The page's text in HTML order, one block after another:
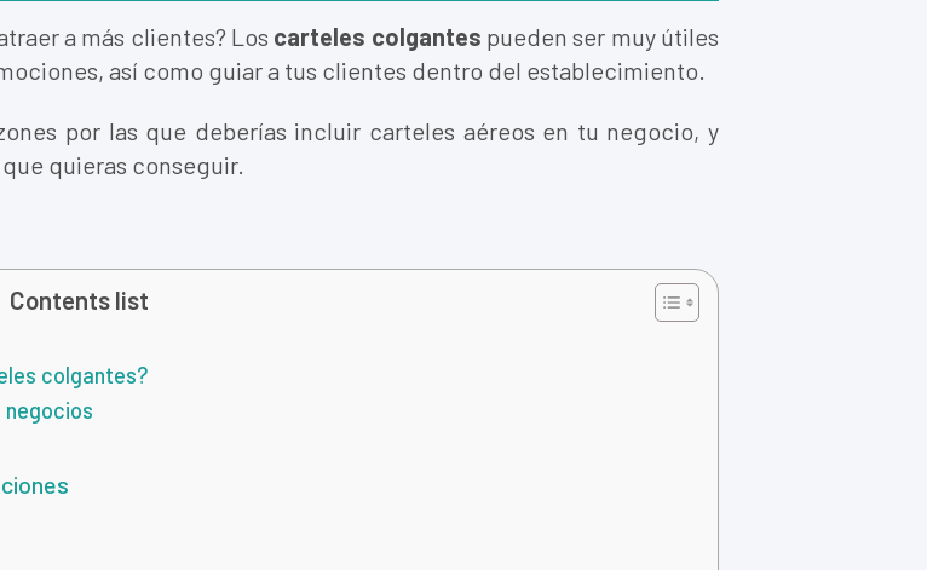
a más clientes? Los carteles colgantes pueden ser muy útiles
así como guiar a tus clientes dentro del establecimiento.
por las que deberías incluir carteles aéreos en tu negocio, y
quieras conseguir.
Contents list
colgantes?